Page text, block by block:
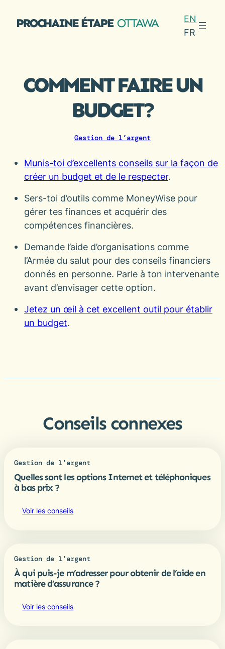
EN
FR
COMMENT FAIRE UN
BUDGET?
Gestion de l’argent
Munis-toi d’excellents conseils sur la façon de
créer un budget et de le respecter.
Sers-toi d’outils comme MoneyWise pour
gérer tes finances et acquérir des
compétences financières.
Demande l’aide d’organisations comme
l’Armée du salut pour des conseils financiers
donnés en personne. Parle à ton intervenante
avant d’envisager cette option.
Jetez un œil à cet excellent outil pour établir
un budget.
Conseils connexes
Gestion de l’argent
Quelles sont les options Internet et téléphoniques
à bas prix ?
Voir les conseils
Gestion de l’argent
À qui puis-je m’adresser pour obtenir de l’aide en
matière d’assurance ?
Voir les conseils